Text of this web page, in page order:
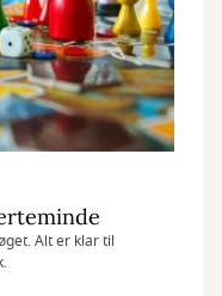
Alt er klar til